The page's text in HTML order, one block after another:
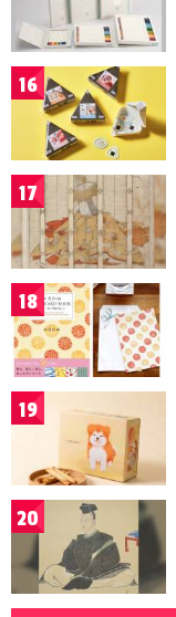
16
17
18
19
20